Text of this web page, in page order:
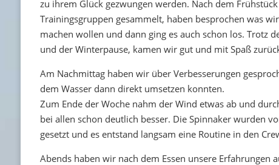
zu ihrem Glück gezwungen werden. Nach dem
Trainingsgruppen gesammelt, haben besprochen was
machen wollen und dann ging es auch schon los. Trotz
und der Winterpause, kamen wir gut und mit Spaß
Am Nachmittag haben wir über Verbesserungen
dem Wasser dann direkt umsetzen konnten.
Zum Ende der Woche nahm der Wind etwas ab und
bei allen schon deutlich besser. Die Spinnaker wurden
gesetzt und es entstand langsam eine Routine in den
Abends haben wir nach dem Essen unsere Erfahrungen